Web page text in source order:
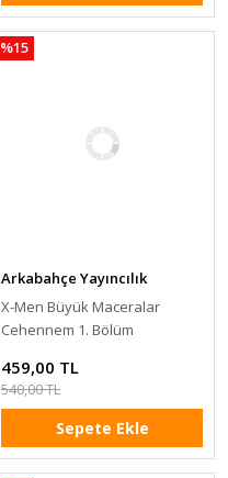
%15
Arkabahçe Yayıncılık
X-Men Büyük Maceralar
Cehennem 1. Bölüm
459,00 TL
540,00 TL
Sepete Ekle